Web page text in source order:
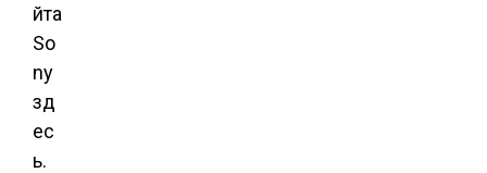
йта
So
ny
зд
ес
ь.